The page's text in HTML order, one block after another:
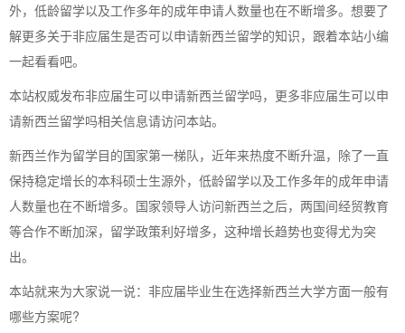
外，低龄留学以及工作多年的成年申请人数量也在不断增多。想要了
解更多关于非应届生是否可以申请新西兰留学的知识，跟着本站小编
一起看看吧。
本站权威发布非应届生可以申请新西兰留学吗，更多非应届生可以申
请新西兰留学吗相关信息请访问本站。
新西兰作为留学目的国家第一梯队，近年来热度不断升温，除了一直
保持稳定增长的本科硕士生源外，低龄留学以及工作多年的成年申请
人数量也在不断增多。国家领导人访问新西兰之后，两国间经贸教育
等合作不断加深，留学政策利好增多，这种增长趋势也变得尤为突
出。
本站就来为大家说一说：非应届毕业生在选择新西兰大学方面一般有
哪些方案呢?